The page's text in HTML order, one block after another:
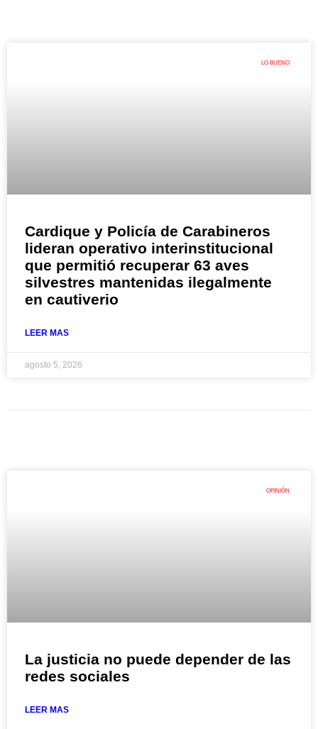
LO BUENO
Cardique y Policía de Carabineros
lideran operativo interinstitucional
que permitió recuperar 63 aves
silvestres mantenidas ilegalmente
en cautiverio
LEER MAS
agosto 5, 2026
OPINIÓN
La justicia no puede depender de las
redes sociales
LEER MAS